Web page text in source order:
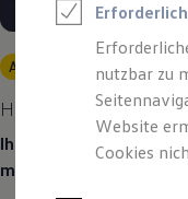
Leasing
Junge
Finanzierung
Angebot gültig bis
Heiß begehrt. Kühl
Ihr Traumauto? Heiß
machbar.
nutzbar zu
Website
Cookies